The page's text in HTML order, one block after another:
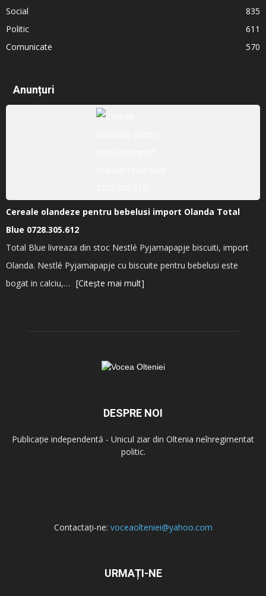
Social
835
Politic
611
Comunicate
570
Anunțuri
Cereale olandeze pentru bebelusi import Olanda Total
Blue 0728.305.612
Total Blue livreaza din stoc Nestlé Pyjamapapje biscuiti, import
Olanda. Nestlé Pyjamapapje cu biscuite pentru bebelusi este
bogat in calciu,… [Citește mai mult]
DESPRE NOI
Publicație independentă - Unicul ziar din Oltenia neînregimentat
politic.
Contactați-ne: voceaolteniei@yahoo.com
URMAȚI-NE